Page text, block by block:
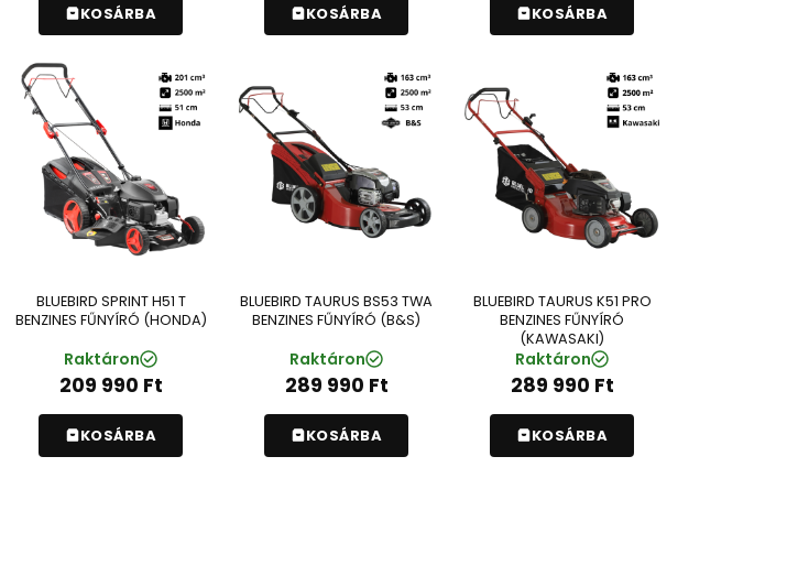
KOSÁRBA KOSÁRBA KOSÁRBA
BLUEBIRD SPRINT H51 T
BENZINES FŰNYÍRÓ (HONDA)
Raktáron
209 990 Ft
KOSÁRBA
BLUEBIRD TAURUS BS53 TWA
BENZINES FŰNYÍRÓ (B&S)
Raktáron
289 990 Ft
KOSÁRBA
BLUEBIRD TAURUS K51 PRO
BENZINES FŰNYÍRÓ
(KAWASAKI)
Raktáron
289 990 Ft
KOSÁRBA